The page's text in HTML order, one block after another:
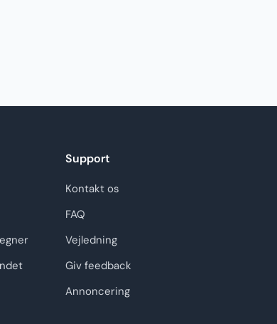
Support
Kontakt os
FAQ
Vejledning
Giv feedback
Annoncering